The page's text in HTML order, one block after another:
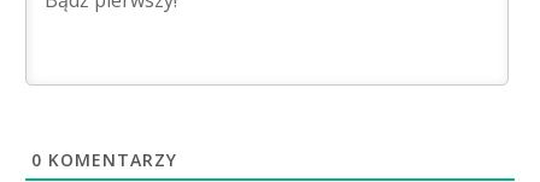
0 KOMENTARZY